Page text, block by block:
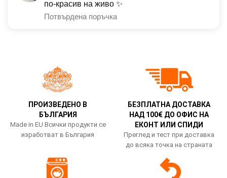
по-красив на живо ✨
Потвърдена поръчка
ПРОИЗВЕДЕНО В
БЪЛГАРИЯ
Made in EU Всички продукти се
изработват в България
БЕЗПЛАТНА ДОСТАВКА
НАД 100€ ДО ОФИС НА
ЕКОНТ ИЛИ СПИДИ
Преглед и тест при доставка
до всяка точка на страната